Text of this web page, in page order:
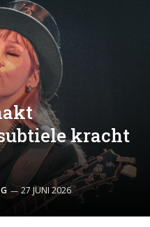
kracht
27 JUNI 2026